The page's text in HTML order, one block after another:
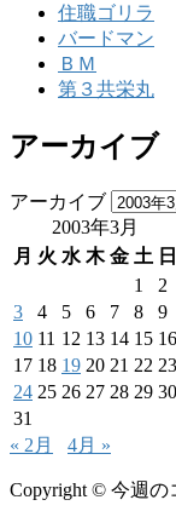
住職ゴリラ
バードマン
ＢＭ
第３共栄丸
アーカイブ
アーカイブ
2003年3月
月 火 水 木 金 土 日
1
2
3
4 5 6 7 8
9
10 11 12 13 14 15 16
17 18 19 20 21 22 23
24 25 26 27 28 29 30
31
« 2月
4月 »
Copyright © 今週の